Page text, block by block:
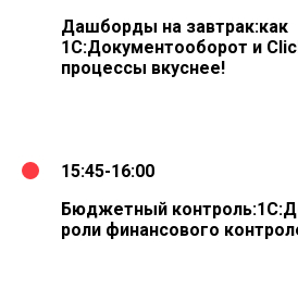
Дашборды на завтрак:как
1С:Документооборот и
процессы вкуснее!
15:45-16:00
Бюджетный
роли финансового